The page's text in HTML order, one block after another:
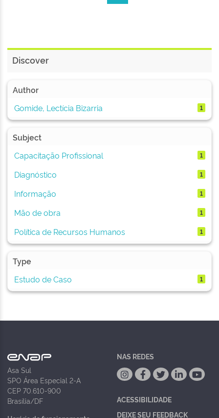
Discover
Author
Gomide, Lectícia Bizarria
1
Subject
Capacitação Profissional
1
Diagnóstico 1
Informação 1
Mão de obra 1
Política de Recursos Humanos 1
Type
Estudo de Caso
1
Asa Sul
SPO Área Especial 2-A
CEP 70.610-900
Brasília/DF
NAS REDES
ACESSIBILIDADE
DEIXE SEU FEEDBACK